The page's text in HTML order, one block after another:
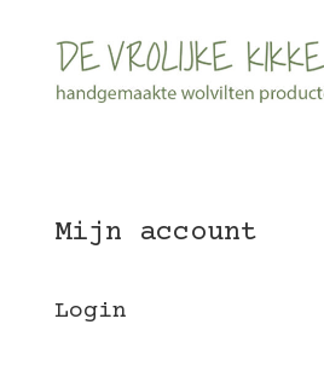
Mijn account
Login